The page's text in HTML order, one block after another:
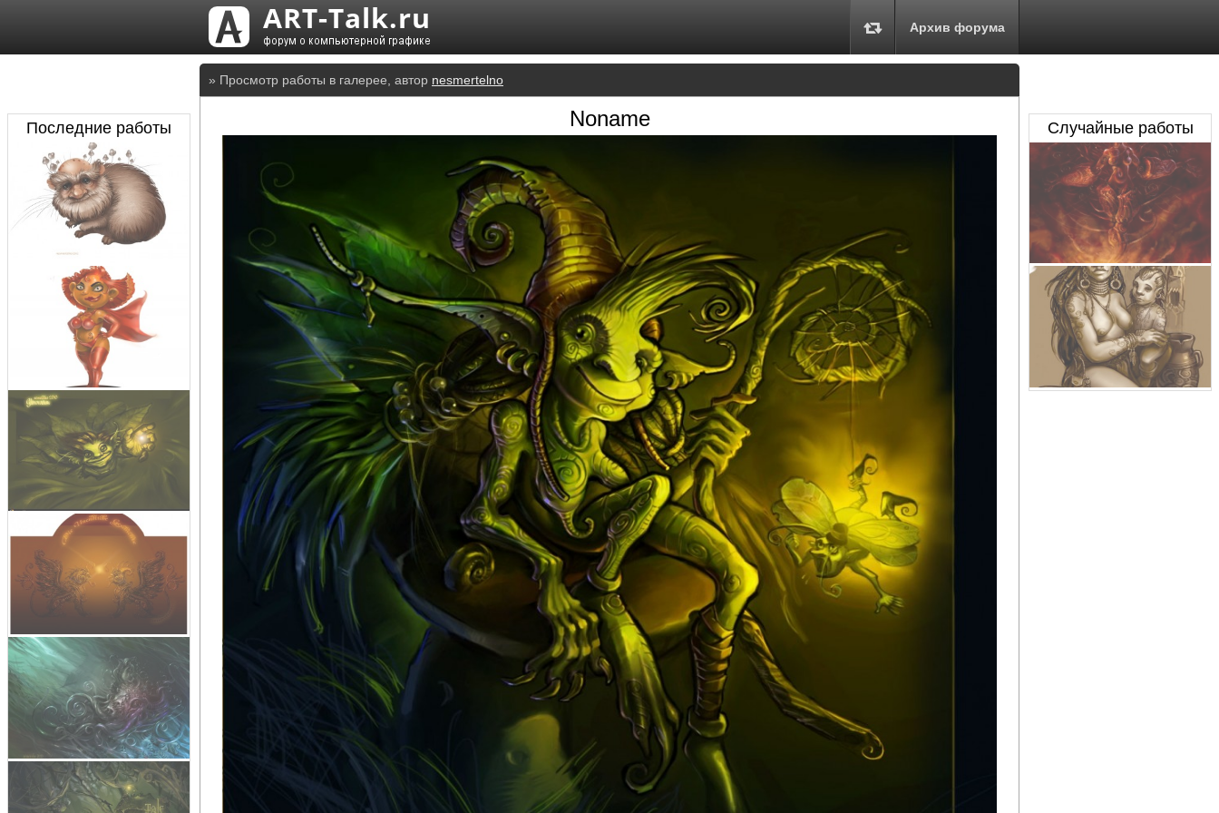
Архив форума
» Просмотр работы в галерее, автор nesmertelno
Noname
Последние работы Случайные работы